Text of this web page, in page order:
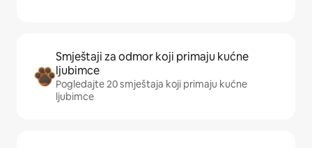
Smještaji za odmor koji primaju kućne
ljubimce
Pogledajte 20 smještaja koji primaju kućne
ljubimce